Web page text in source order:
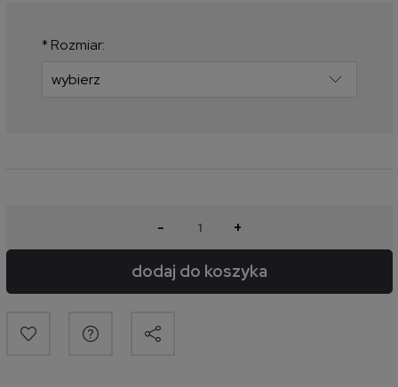
* Rozmiar:
- +
dodaj do koszyka